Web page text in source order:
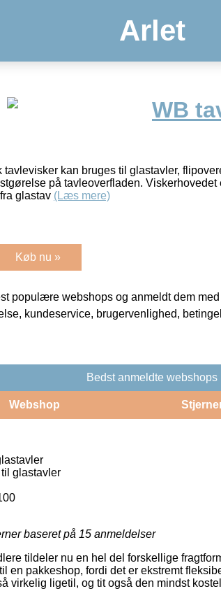
Arlet
WB
tavlevisker kan bruges til glastavler,
på tavleoverfladen.
glastav (Læs mere)
Køb nu »
populære webshops og anmeldt dem
kundeservice, brugervenlighed,
Bedst anmeldte webshops
Webshop
glastavler
baseret på 15 anmeldelser
tildeler nu en hel del forskellige
en pakkeshop, fordi det er ekstremt
virkelig ligetil, og tit også den mindst